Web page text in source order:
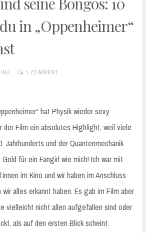
in „Oppenheimer“
1 COMMENT
hat Physik wieder sexy
der Film ein absolutes Highlight, weil viele
Jahrhunderts und der Quantenmechanik
für ein Fangirl wie mich! Ich war mit
im Kino und wir haben im Anschluss
alles erkannt haben. Es gab im Film aber
vielleicht nicht allen aufgefallen sind oder
als auf den ersten Blick scheint.